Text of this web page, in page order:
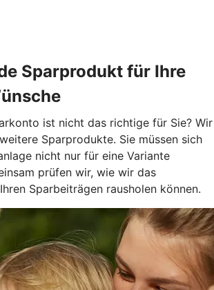
Sparprodukt für Ihre
ist nicht das richtige für Sie? Wir
Sparprodukte. Sie müssen sich
nicht nur für eine Variante
prüfen wir, wie wir das
Sparbeiträgen rausholen können.